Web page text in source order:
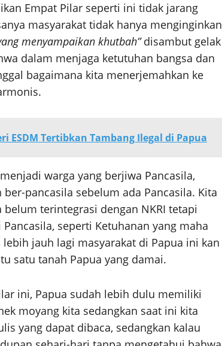
Empat Pilar seperti ini tidak jarang
masyarakat tidak hanya menginginkan
menyampaikan khutbah”disambut gelak
dalam menjaga ketutuhan bangsa dan
bagaimana kita menerjemahkan ke
ESDM Tertibkan Tambang Ilegal di Papua
warga yang berjiwa Pancasila,
pancasila sebelum ada Pancasila. Kita
terintegrasi dengan NKRI tetapi
seperti Ketuhanan yang maha
jauh lagi masyarakat di Papua ini kan
satu tanah Papua yang damai.
ini, Papua sudah lebih dulu memiliki
moyang kita sedangkan saat ini kita
yang dapat dibaca, sedangkan kalau